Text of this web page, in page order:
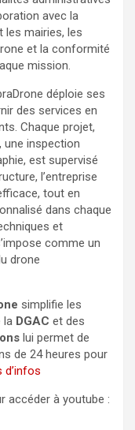
avec la
les mairies, les
et la conformité
mission.
déploie ses
des services en
Chaque projet,
une inspection
est supervisé
l’entreprise
tout en
dans chaque
et
comme un
drone
simplifie les
la DGAC et des
lui permet de
de 24 heures pour
d’infos
accéder à youtube :